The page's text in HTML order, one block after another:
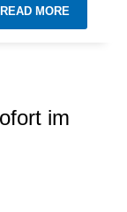
READ MORE
im